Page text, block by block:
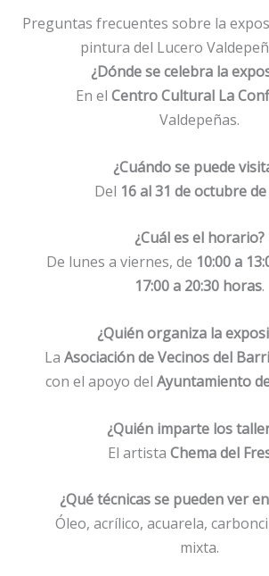
Preguntas frecuentes sobre la
pintura del Lucero
¿Dónde se celebra la
En el Centro Cultural La
Valdepeñas.
¿Cuándo se puede
Del 16 al 31 de octubre
¿Cuál es el horario?
De lunes a viernes, de 10:00 a
17:00 a 20:30 horas.
¿Quién organiza la
La Asociación de Vecinos del
con el apoyo del Ayuntamiento
¿Quién imparte los
El artista Chema del
¿Qué técnicas se pueden ver
Óleo, acrílico, acuarela,
mixta.